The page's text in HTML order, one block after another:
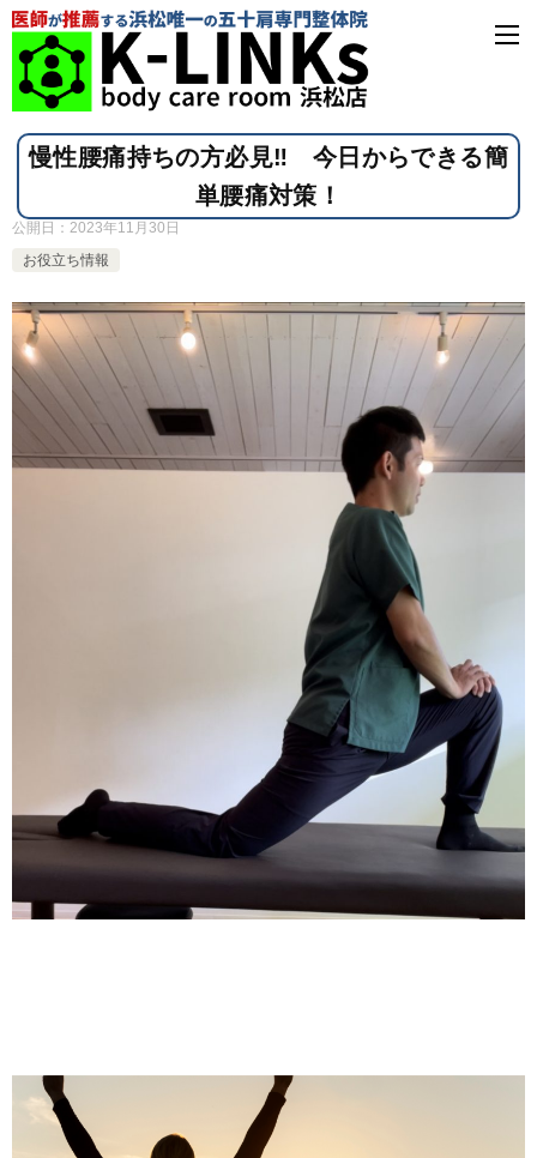
慢性腰痛持ちの方必見‼ 今日からできる簡
単腰痛対策！
公開日： 2023年11月30日
お役立ち情報